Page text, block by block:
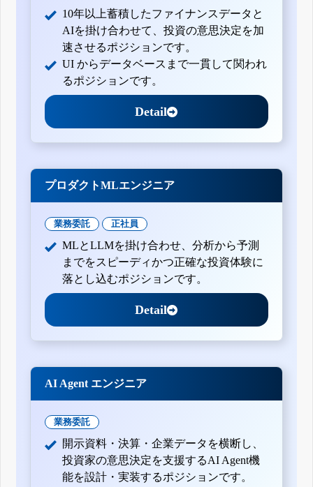
10年以上蓄積したファイナンスデータと
AIを掛け合わせて、投資の意思決定を加
速させるポジションです。
UI からデータベースまで一貫して関われ
るポジションです。
Detail
プロダクトMLエンジニア
業務委託 正社員
MLとLLMを掛け合わせ、分析から予測
までをスピーディかつ正確な投資体験に
落とし込むポジションです。
Detail
AI Agent エンジニア
業務委託
開示資料・決算・企業データを横断し、
投資家の意思決定を支援するAI Agent機
能を設計・実装するポジションです。